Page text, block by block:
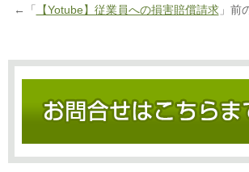
←「 【Yotube】従業員への損害賠償請求」前